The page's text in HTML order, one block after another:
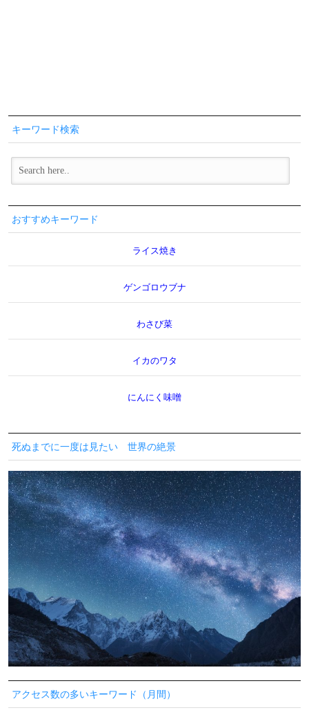
キーワード検索
おすすめキーワード
ライス焼き
ゲンゴロウブナ
わさび菜
イカのワタ
にんにく味噌
死ぬまでに一度は見たい 世界の絶景
アクセス数の多いキーワード（月間）